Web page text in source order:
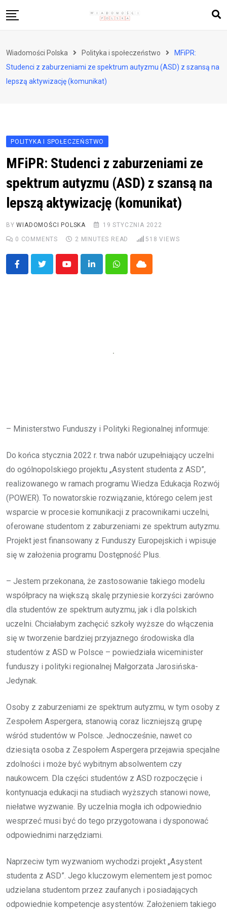
to
Zdrowie i styl życia
Polityka i społeczeństwo
Wiadomości Polska Polityka i społeczeństwo
MFiPR:
Studenci z zaburzeniami ze spektrum autyzmu (ASD) z szansą na
lepszą aktywizację (komunikat)
POLITYKA I SPOŁECZEŃSTWO
MFiPR: Studenci z zaburzeniami ze
spektrum autyzmu (ASD) z szansą na
lepszą aktywizację (komunikat)
BYWIADOMOŚCI POLSKA
19 STYCZNIA 2022
0 COMMENTS 2 MINUTES READ 518 VIEWS
YoutubeLinkedInWhatsappCloud
– Ministerstwo Funduszy i Polityki Regionalnej informuje:
Do końca stycznia 2022 r. trwa nabór uzupełniający uczelni
do ogólnopolskiego projektu „Asystent studenta z ASD”,
realizowanego w ramach programu Wiedza Edukacja Rozwój
(POWER). To nowatorskie rozwiązanie, którego celem jest
wsparcie w procesie komunikacji z pracownikami uczelni,
oferowane studentom z zaburzeniami ze spektrum autyzmu.
Projekt jest finansowany z Funduszy Europejskich i wpisuje
się w założenia programu Dostępność Plus.
– Jestem przekonana, że zastosowanie takiego modelu
współpracy na większą skalę przyniesie korzyści zarówno
dla studentów ze spektrum autyzmu, jak i dla polskich
uczelni. Chciałabym zachęcić szkoły wyższe do włączenia
się w tworzenie bardziej przyjaznego środowiska dla
studentów z ASD w Polsce – powiedziała wiceminister
funduszy i polityki regionalnej Małgorzata Jarosińska-
Jedynak.
Osoby z zaburzeniami ze spektrum autyzmu, w tym osoby z
Zespołem Aspergera, stanowią coraz liczniejszą grupę
wśród studentów w Polsce. Jednocześnie, nawet co
dziesiąta osoba z Zespołem Aspergera przejawia specjalne
zdolności i może być wybitnym absolwentem czy
naukowcem. Dla części studentów z ASD rozpoczęcie i
kontynuacja edukacji na studiach wyższych stanowi nowe,
niełatwe wyzwanie. By uczelnia mogła ich odpowiednio
wesprzeć musi być do tego przygotowana i dysponować
odpowiednimi narzędziami.
Naprzeciw tym wyzwaniom wychodzi projekt „Asystent
studenta z ASD”. Jego kluczowym elementem jest pomoc
udzielana studentom przez zaufanych i posiadających
odpowiednie kompetencje asystentów. Założeniem takiego